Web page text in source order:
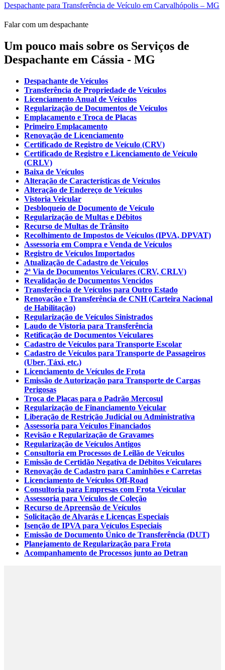
Despachante para Transferência de Veículo em Carvalhópolis – MG
Falar com um despachante
Um pouco mais sobre os Serviços de
Despachante em Cássia - MG
Despachante de Veículos
Transferência de Propriedade de Veículos
Licenciamento Anual de Veículos
Regularização de Documentos de Veículos
Emplacamento e Troca de Placas
Primeiro Emplacamento
Renovação de Licenciamento
Certificado de Registro de Veículo (CRV)
Certificado de Registro e Licenciamento de Veículo
(CRLV)
Baixa de Veículos
Alteração de Características de Veículos
Alteração de Endereço de Veículos
Vistoria Veicular
Desbloqueio de Documento de Veículo
Regularização de Multas e Débitos
Recurso de Multas de Trânsito
Recolhimento de Impostos de Veículos (IPVA, DPVAT)
Assessoria em Compra e Venda de Veículos
Registro de Veículos Importados
Atualização de Cadastro de Veículos
2ª Via de Documentos Veiculares (CRV, CRLV)
Revalidação de Documentos Vencidos
Transferência de Veículos para Outro Estado
Renovação e Transferência de CNH (Carteira Nacional
de Habilitação)
Regularização de Veículos Sinistrados
Laudo de Vistoria para Transferência
Retificação de Documentos Veiculares
Cadastro de Veículos para Transporte Escolar
Cadastro de Veículos para Transporte de Passageiros
(Uber, Táxi, etc.)
Licenciamento de Veículos de Frota
Emissão de Autorização para Transporte de Cargas
Perigosas
Troca de Placas para o Padrão Mercosul
Regularização de Financiamento Veicular
Liberação de Restrição Judicial ou Administrativa
Assessoria para Veículos Financiados
Revisão e Regularização de Gravames
Regularização de Veículos Antigos
Consultoria em Processos de Leilão de Veículos
Emissão de Certidão Negativa de Débitos Veiculares
Renovação de Cadastro para Caminhões e Carretas
Licenciamento de Veículos Off-Road
Consultoria para Empresas com Frota Veicular
Assessoria para Veículos de Coleção
Recurso de Apreensão de Veículos
Solicitação de Alvarás e Licenças Especiais
Isenção de IPVA para Veículos Especiais
Emissão de Documento Único de Transferência (DUT)
Planejamento de Regularização para Frota
Acompanhamento de Processos junto ao Detran